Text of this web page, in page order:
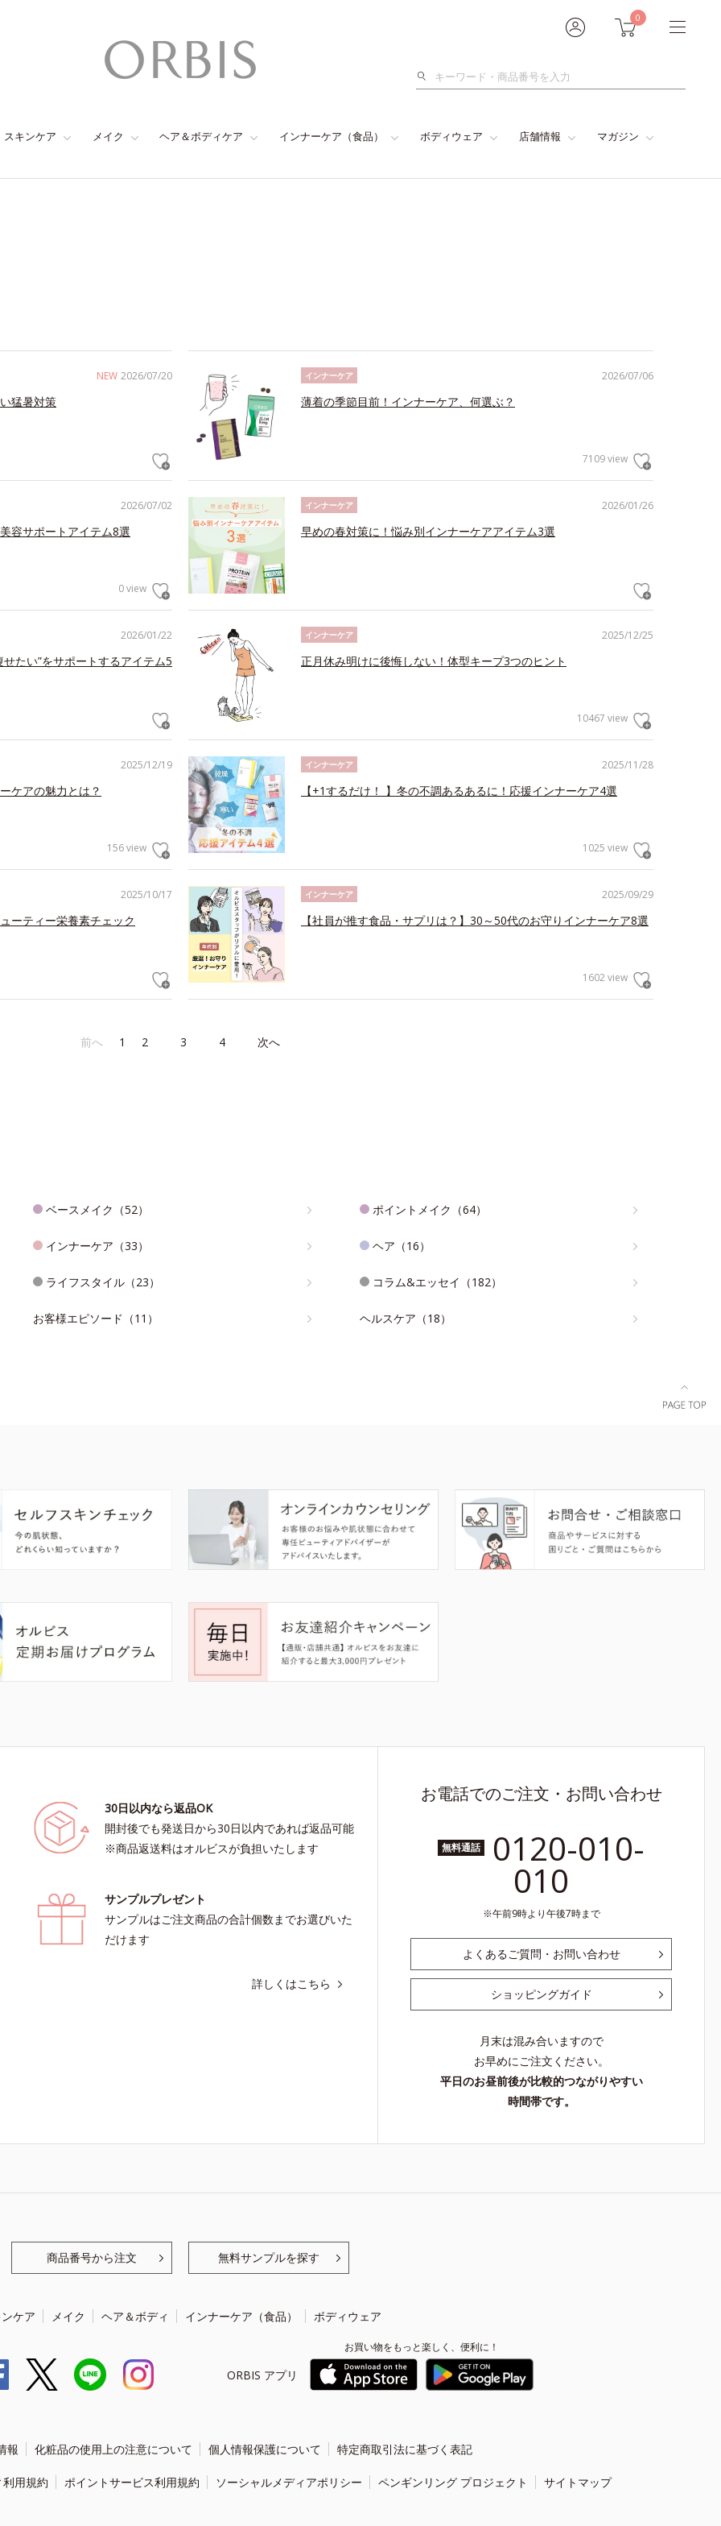
0
検
スキンケア メイク ヘア＆ボディケア インナーケア（食品） ボディウェア 店舗情報 マガジン
NEW 2026/07/20
猛暑対策
2026/07/06
インナーケア
薄着の季節目前！インナーケア、何選ぶ？
7109 view
2026/07/02
容サポートアイテム8選
0 view
2026/01/26
インナーケア
早めの春対策に！悩み別インナーケアアイテム3選
2026/01/22
たい”をサポートするアイテム5
2025/12/25
インナーケア
正月休み明けに後悔しない！体型キープ3つのヒント
10467 view
2025/12/19
ケアの魅力とは？
156 view
2025/11/28
インナーケア
【+1するだけ！ 】冬の不調あるあるに！応援インナーケア4選
1025 view
2025/10/17
ーティー栄養素チェック
2025/09/29
インナーケア
【社員が推す食品・サプリは？】30～50代のお守りインナーケア8選
1602 view
前へ 1 2 3 4 次へ
ベースメイク（52） ポイントメイク（64）
インナーケア（33） ヘア（16）
ライフスタイル（23） コラム&エッセイ（182）
お客様エピソード（11） ヘルスケア（18）
30日以内なら返品OK
開封後でも発送日から30日以内であれば返品可能
※商品返送料はオルビスが負担いたします
サンプルプレゼント
サンプルはご注文商品の合計個数までお選びいた
だけます
詳しくはこちら
お電話でのご注文・お問い合わせ
無料通話 0120-010-
010
午前9時より午後7時まで
よくあるご質問・お問い合わせ
ショッピングガイド
月末は混み合いますので
お早めにご注文ください。
平日のお昼前後が比較的つながりやすい
時間帯です。
商品番号から注文 無料サンプルを探す
ケア メイク ヘア＆ボディ インナーケア（食品） ボディウェア
ORBIS アプリ
お買い物をもっと楽しく、便利に！
報 化粧品の使用上の注意について 個人情報保護について 特定商取引法に基づく表記
用規約 ポイントサービス利用規約 ソーシャルメディアポリシー ペンギンリング プロジェクト サイトマップ